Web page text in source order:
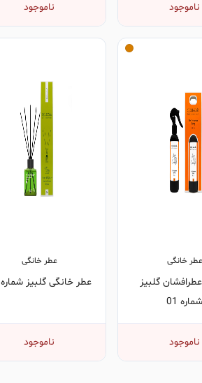
ناموجود ناموجود
عطر خانگی
گلبیز
شماره 01
ناموجود
عطر خانگی
عطر خانگی گلبیز شماره 06
ناموجود